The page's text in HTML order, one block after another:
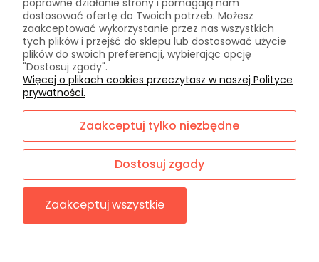
Informacje
Polityka prywatności
Jak kupować?
O nas
Kontakt i dane firmy
Blog
poprawne działanie strony i pomagają nam
dostosować ofertę do Twoich potrzeb. Możesz
zaakceptować wykorzystanie przez nas wszystkich
tych plików i przejść do sklepu lub dostosować użycie
plików do swoich preferencji, wybierając opcję
"Dostosuj zgody".
Więcej o plikach cookies przeczytasz w naszej Polityce
prywatności.
Zaakceptuj tylko niezbędne
Dostosuj zgody
Zaakceptuj wszystkie